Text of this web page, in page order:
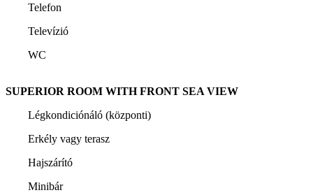
Telefon
Televízió
WC
SUPERIOR ROOM WITH FRONT SEA VIEW
Légkondiciónáló (központi)
Erkély vagy terasz
Hajszárító
Minibár